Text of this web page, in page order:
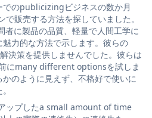
でのpublicizingビジネスの数か月
販売する方法を探していました。
に製品の品質、軽量で人間工学に
力的な方法で示します。彼らの
決策を提供しませんでした。彼らは
にmany different optionsを試しま
のように見えず、不格好で使いに
ップしたa small amount of time